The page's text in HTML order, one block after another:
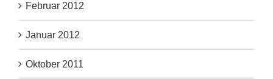
Februar 2012
Januar 2012
Oktober 2011